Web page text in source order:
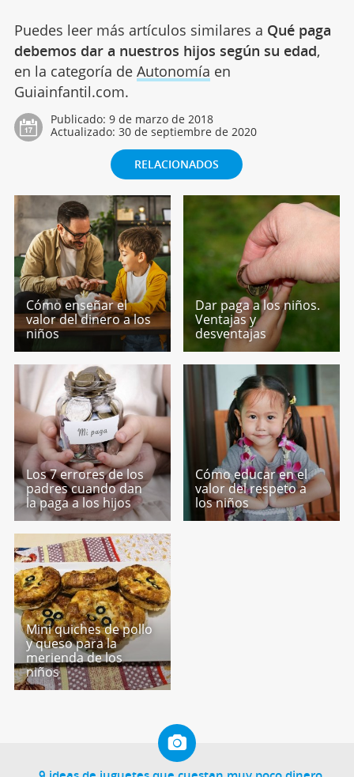
Puedes leer más artículos similares a Qué paga
debemos dar a nuestros hijos según su edad,
en la categoría de Autonomía en
Guiainfantil.com.
Publicado: 9 de marzo de 2018
Actualizado: 30 de septiembre de 2020
RELACIONADOS
Cómo enseñar el
valor del dinero a los
niños
Dar paga a los niños.
Ventajas y
desventajas
Los 7 errores de los
padres cuando dan
la paga a los hijos
Cómo educar en el
valor del respeto a
los niños
Mini quiches de pollo
y queso para la
merienda de los
niños